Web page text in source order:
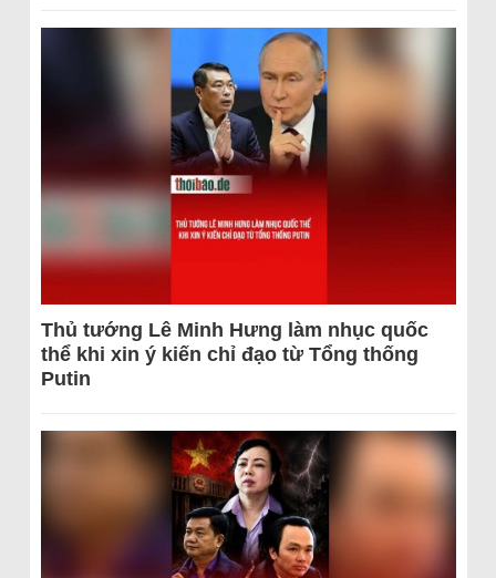
Thủ tướng Lê Minh Hưng làm nhục quốc
thể khi xin ý kiến chỉ đạo từ Tổng thống
Putin